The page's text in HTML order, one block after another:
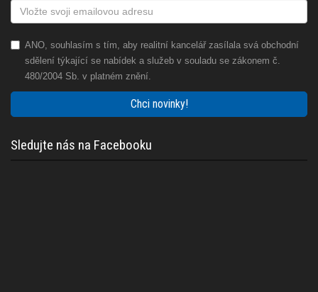
ANO, souhlasím s tím, aby realitní kancelář zasílala svá obchodní
sdělení týkající se nabídek a služeb v souladu se zákonem č.
480/2004 Sb. v platném znění.
Chci novinky!
Sledujte nás na Facebooku